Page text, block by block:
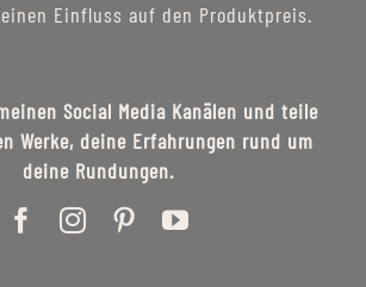
Einfluss auf den Produktpreis.
Social Media Kanälen und teile
Werke, deine Erfahrungen rund um
deine Rundungen.